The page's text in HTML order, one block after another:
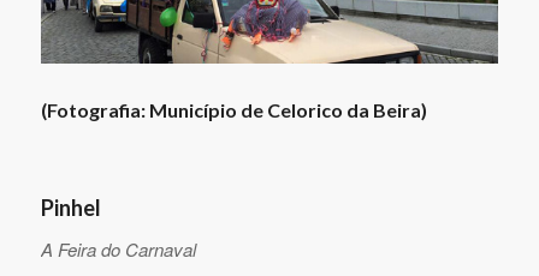
(Fotografia: Município de Celorico da Beira)
Pinhel
A Feira do Carnaval